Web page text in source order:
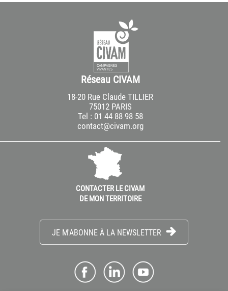
Réseau CIVAM
18-20 Rue Claude TILLIER
75012 PARIS
Tel : 01 44 88 98 58
contact@civam.org
CONTACTER LE CIVAM
DE MON TERRITOIRE
JE M'ABONNE À LA NEWSLETTER